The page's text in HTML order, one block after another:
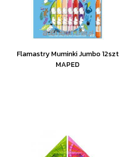
Flamastry Muminki Jumbo 12szt
MAPED